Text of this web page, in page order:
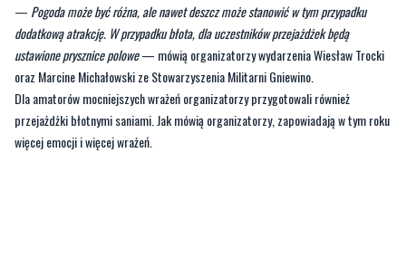
oraz Marcine Michałowski ze Stowarzyszenia Militarni Gniewino.
Dla amatorów mocniejszych wrażeń organizatorzy przygotowali również
przejażdżki błotnymi saniami. Jak mówią organizatorzy, zapowiadają w tym roku
więcej emocji i więcej wrażeń.